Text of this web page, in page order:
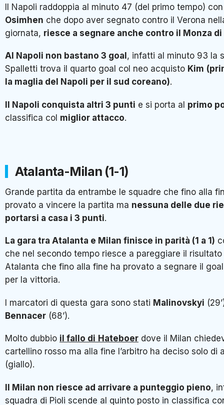
Il Napoli raddoppia al minuto 47 (del primo tempo)
Osimhen che dopo aver segnato contro il Verona
giornata, riesce a segnare anche contro il Monza
Al Napoli non bastano 3 goal , infatti al minuto 93 la
Spalletti trova il quarto goal col neo acquisto Kim
la maglia del Napoli per il sud coreano).
Il Napoli conquista altri 3 punti e si porta al primo
classifica col miglior attacco.
Atalanta-Milan (1-1)
Grande partita da entrambe le squadre che fino alla
provato a vincere la partita ma nessuna delle due
portarsi a casa i 3 punti.
La gara tra Atalanta e Milan finisce in parità (1 a 1)
che nel secondo tempo riesce a pareggiare il
Atalanta che fino alla fine ha provato a segnare il
per la vittoria.
I marcatori di questa gara sono stati Malinovskyi
Bennacer (68’).
Molto dubbio il fallo di Hateboer dove il Milan
cartellino rosso ma alla fine l’arbitro ha deciso solo di
(giallo).
Il Milan non riesce ad arrivare a punteggio pieno,
squadra di Pioli scende al quinto posto in classifica